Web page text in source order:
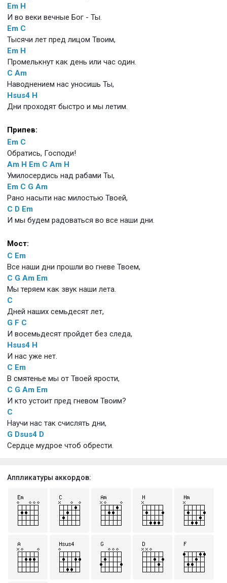
Em H
И во веки вечные Бог - Ты.
Em C
Тысячи лет пред лицом Твоим,
Em H
Промелькнут как день или час один.
C Am
Наводнением нас уносишь Ты,
Hsus4 H
Дни проходят быстро и мы летим.
Припев:
Em C
Обратись, Господи!
Am H Em C Am H
Умилосердись над рабами Ты,
Em C G Am
Рано насыти нас милостью Твоей,
C D Em
И мы будем радоваться во все наши дни.
Мост:
C Em
Все наши дни прошли во гневе Твоем,
C G Am Em
Мы теряем как звук наши лета.
C
Дней наших семьдесят лет,
G F C
И восемьдесят пройдет без следа,
Hsus4 H
И нас уже нет.
C Em
В смятенье мы от Твоей ярости,
C G Am Em
И кто устоит пред гневом Твоим?
C
Научи нас так счислять дни,
G Dsus4 D
Сердце мудрое чтоб обрести.
Аппликатуры аккордов: